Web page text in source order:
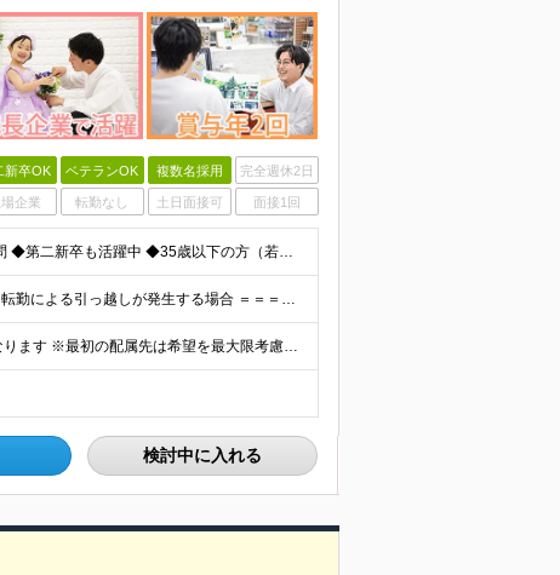
新卒OK ベテランOK 複数名採用 完全週休2日
場企業 転勤なし 土日面接可 面接1回
◆未経験歓迎！活躍のフィールドは全国！ ◆学歴不問 ◆第二新卒も活躍中 ◆35歳以下の方（若年層の長期キャリア形成を図るため）
★家賃を8割補助！（限度額は地域により異なる） ※転勤による引っ越しが発生する場合 ＝＝＝＝＝＝＝＝＝＝＝＝＝＝＝＝＝＝＝＝＝＝＝ 例えば、家賃7.5万円なら6万円は会社で負担。 あなたが支払うのは、
全国エリアの「カメラのキタムラ」各店舗へ配属となります ※最初の配属先は希望を最大限考慮した上で決定します ▼詳しい勤務地住所は下記URLをご確認ください。 https://sss.kitamur
検討中に入れる